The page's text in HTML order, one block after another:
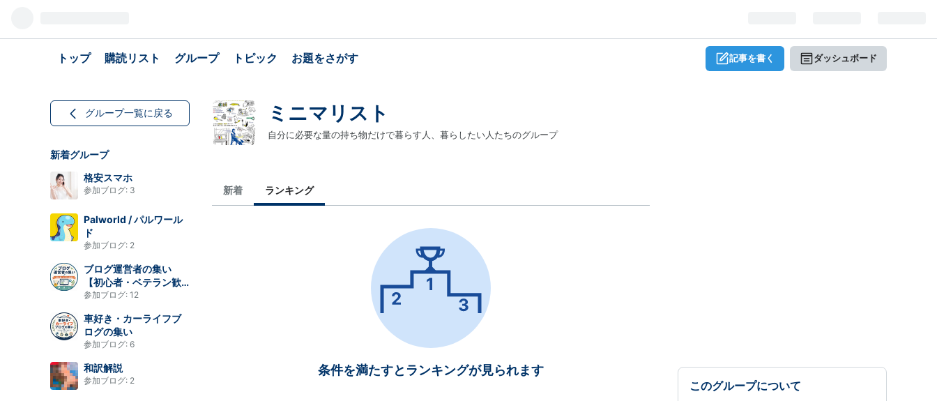
トップ 購読リスト グループ トピック お題をさがす 記事を書く ダッシュボード
グループ一覧に戻る
新着グループ
格安スマホ
参加ブログ: 3
Palworld / パルワール
ド
参加ブログ: 2
ブログ運営者の集い
【初心者・ベテラン歓
迎】
参加ブログ: 12
車好き・カーライフブ
ログの集い
参加ブログ: 6
和訳解説
参加ブログ: 2
ミニマリスト
自分に必要な量の持ち物だけで暮らす人、暮らしたい人たちのグループ
新着 ランキング
条件を満たすとランキングが見られます
このグループについて